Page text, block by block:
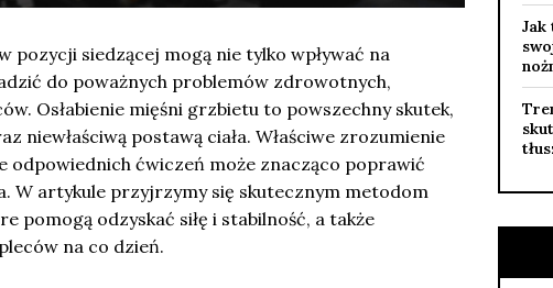
pozycji siedzącej mogą nie tylko wpływać na
do poważnych problemów zdrowotnych,
Osłabienie mięśni grzbietu to powszechny skutek,
niewłaściwą postawą ciała. Właściwe zrozumienie
ćwiczeń może znacząco poprawić
W artykule przyjrzymy się skutecznym metodom
pomogą odzyskać siłę i stabilność, a także
na co dzień.
Jak